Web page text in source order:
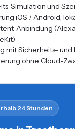
Simulation und
iOS / Android,
Anbindung
mit Sicherheits- und
ohne Cloud-
24 Stunden